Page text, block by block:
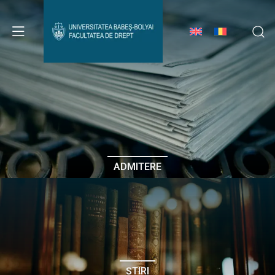
Avizier Studenți
Studii
Admitere
Erasmus & Internațional
Despre Facultate
ADMITERE
ȘTIRI